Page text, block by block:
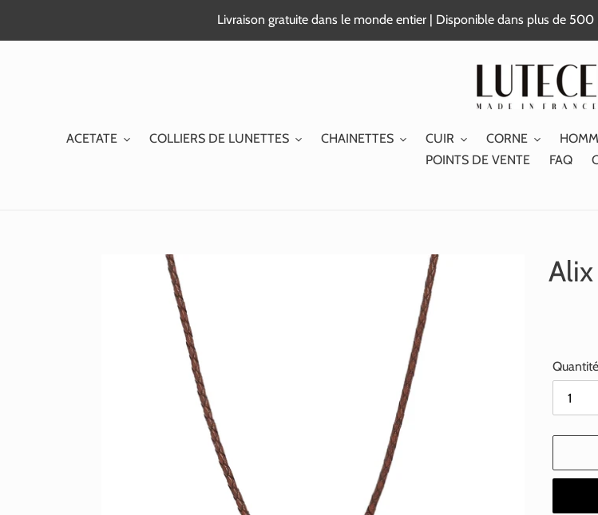
Livraison gratuite dans le monde entier | Disponible dans plus de
ACETATE COLLIERS DE LUNETTES CHAINETTES CUIR CORNE
POINTS DE VENTE
FAQ
Quantité